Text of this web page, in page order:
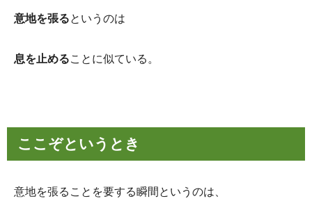
意地を張るというのは
息を止めることに似ている。
ここぞというとき
意地を張ることを要する瞬間というのは、